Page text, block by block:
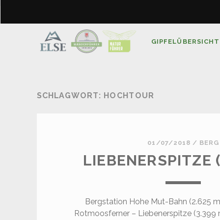
GIPFELÜBERSICHT
SCHLAGWORT: HOCHTOUR
01/07/2018 / BERG
LIEBENERSPITZE
Bergstation Hohe Mut-Bahn (2.625
Rotmoosferner – Liebenerspitze (3.399